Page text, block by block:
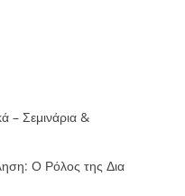
– Σεμινάρια &
Ο Ρόλος της Δια